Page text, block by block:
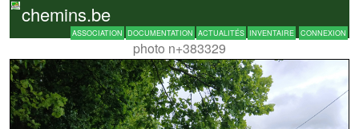
chemins.be
ASSOCIATION DOCUMENTATION ACTUALITÉS INVENTAIRE CONNEXION
photo n+383329